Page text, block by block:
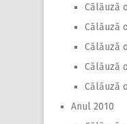
Călăuză
Călăuză
Călăuză
Călăuză
Călăuză
Anul 2010